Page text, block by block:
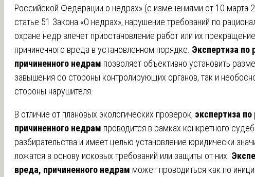
Российской Федерации о недрах» (с изменениями от 10 марта
статье 51 Закона «О недрах», нарушение требований по
охране недр влечет приостановление работ или их
причиненного вреда в установленном порядке. Экспертиза по
причиненного недрам позволяет объективно установить
завышения со стороны контролирующих органов, так и
стороны нарушителя.
В отличие от плановых экологических проверок, экспертиза
причиненного недрам проводится в рамках конкретного
разбирательства и имеет целью установление юридически
ложатся в основу исковых требований или защиты от них.
вреда, причиненного недрам может проводиться как по